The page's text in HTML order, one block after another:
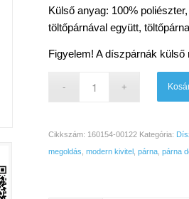
Külső anyag: 100%
töltőpárnával együtt,
Figyelem! A díszpárnák
Cikkszám: 160154-00122 Kategória:
megoldás ,modern kivitel ,párna ,párna